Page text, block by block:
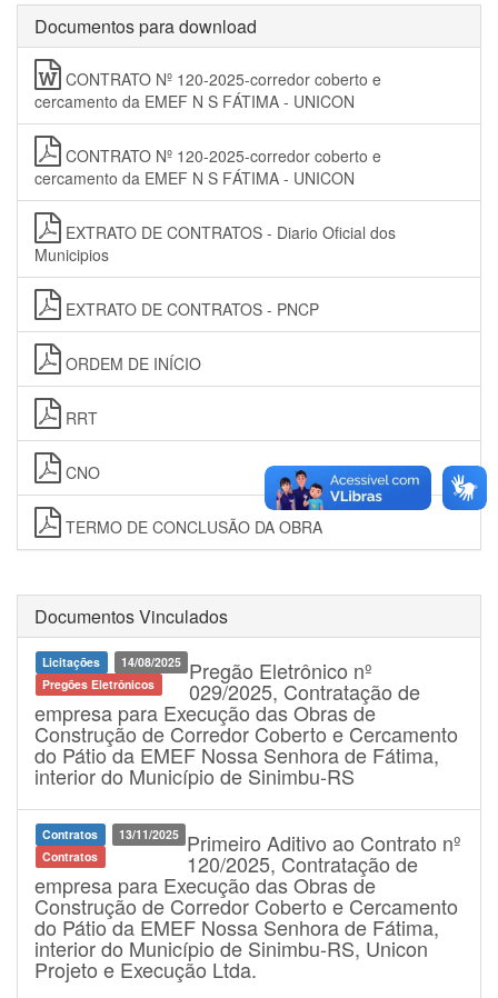
Documentos para download
CONTRATO Nº 120-2025-corredor coberto e
cercamento da EMEF N S FÁTIMA - UNICON
CONTRATO Nº 120-2025-corredor coberto e
cercamento da EMEF N S FÁTIMA - UNICON
EXTRATO DE CONTRATOS - Diario Oficial dos
Municipios
EXTRATO DE CONTRATOS - PNCP
ORDEM DE INÍCIO
RRT
CNO
TERMO DE CONCLUSÃO DA OBRA
Documentos Vinculados
Licitações
14/08/2025
Pregões Eletrônicos
Pregão Eletrônico nº
029/2025, Contratação de
empresa para Execução das Obras de
Construção de Corredor Coberto e Cercamento
do Pátio da EMEF Nossa Senhora de Fátima,
interior do Município de Sinimbu-RS
Contratos
13/11/2025
Contratos
Primeiro Aditivo ao Contrato nº
120/2025, Contratação de
empresa para Execução das Obras de
Construção de Corredor Coberto e Cercamento
do Pátio da EMEF Nossa Senhora de Fátima,
interior do Município de Sinimbu-RS, Unicon
Projeto e Execução Ltda.